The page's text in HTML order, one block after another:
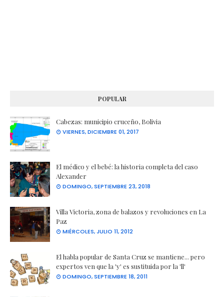
POPULAR
Cabezas: municipio cruceño, Bolivia
VIERNES, DICIEMBRE 01, 2017
El médico y el bebé: la historia completa del caso
Alexander
DOMINGO, SEPTIEMBRE 23, 2018
Villa Victoria, zona de balazos y revoluciones en La
Paz
MIÉRCOLES, JULIO 11, 2012
El habla popular de Santa Cruz se mantiene... pero
expertos ven que la 'y' es sustituida por la 'll'
DOMINGO, SEPTIEMBRE 18, 2011